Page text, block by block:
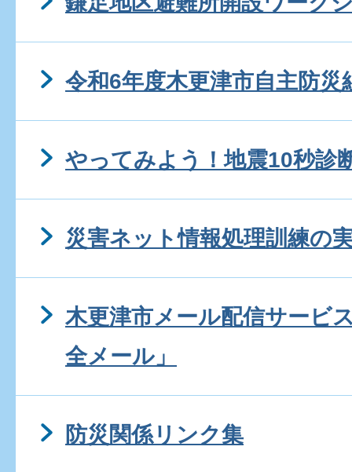
令和6年度木更津市自主防災
やってみよう！地震10秒診
災害ネット情報処理訓練の
木更津市メール配信サービ
全メール」
防災関係リンク集